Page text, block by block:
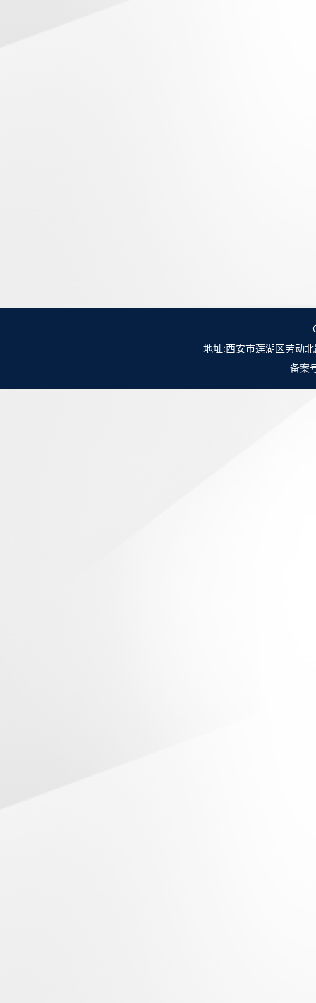
地址:西安市莲湖区劳动
备案